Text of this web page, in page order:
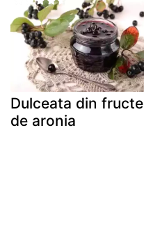
Dulceata din fructe
de aronia